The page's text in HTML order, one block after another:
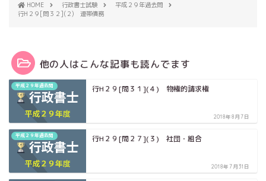
HOME 行政書士試験
平成２９年過去問
行H２９[問３２](２) 連帯債務
他の人はこんな記事も読んでます
平成２９年過去問 行H２９[問３１](４) 物権的請求権
2018年8月7日
平成２９年過去問 行H２９[問２７](３) 社団・組合
2018年7月31日